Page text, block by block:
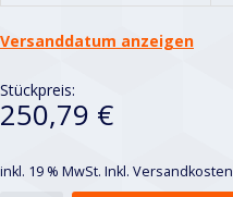
Versanddatum anzeigen
Stückpreis:
250,79 €
inkl. 19 % MwSt. Inkl. Versandkosten